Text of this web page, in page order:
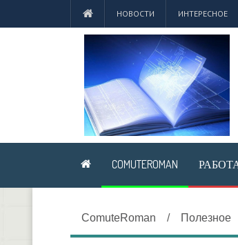
НОВОСТИ ИНТЕРЕСНОЕ
COMUTEROMAN
ComuteRoman / Полезное